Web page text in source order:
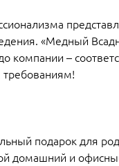
«Медный
компании –
подарок для
домашний и